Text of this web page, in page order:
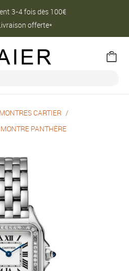
3-4 fois dès 100€
offerte*
MONTRES CARTIER
MONTRE PANTHÈRE